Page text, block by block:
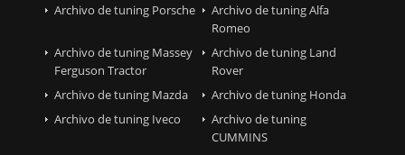
Archivo de tuning Porsche
Archivo de tuning Alfa
Romeo
Archivo de tuning Massey
Ferguson Tractor
Archivo de tuning Land
Rover
Archivo de tuning Mazda
Archivo de tuning Honda
Archivo de tuning Iveco
Archivo de tuning
CUMMINS